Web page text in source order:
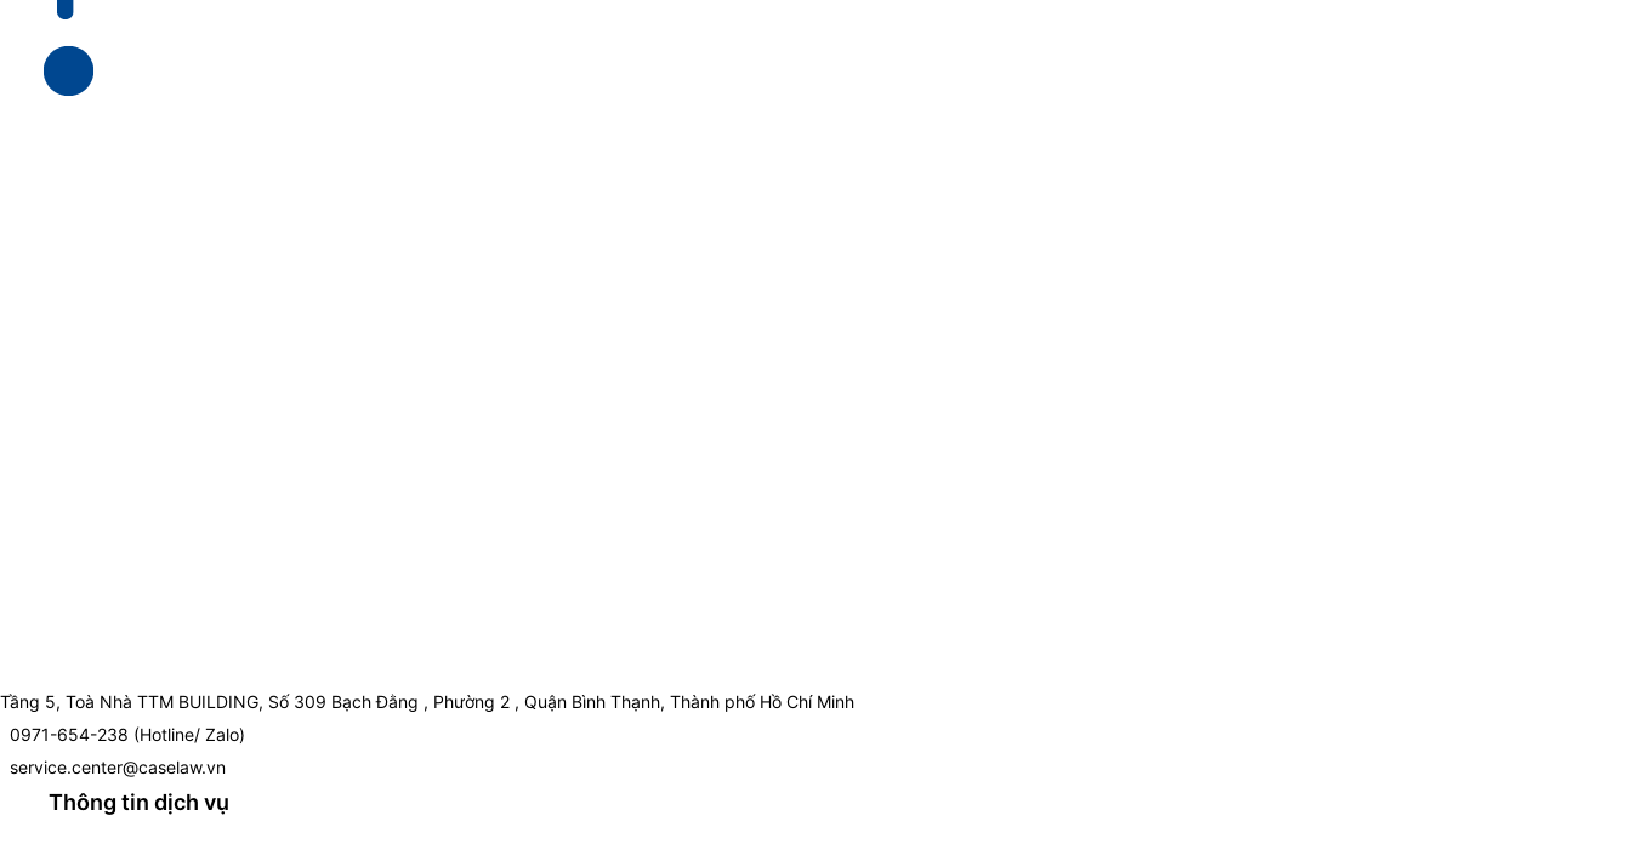
Tầng 5, Toà Nhà TTM BUILDING, Số 309 Bạch Đằng , Phường 2 , Quận Bình Thạnh, Thành phố Hồ Chí Minh
0971-654-238 (Hotline/ Zalo)
service.center@caselaw.vn
Thông tin dịch vụ